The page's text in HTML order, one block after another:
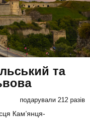
та
подарували 212 разів
Кам’янця-